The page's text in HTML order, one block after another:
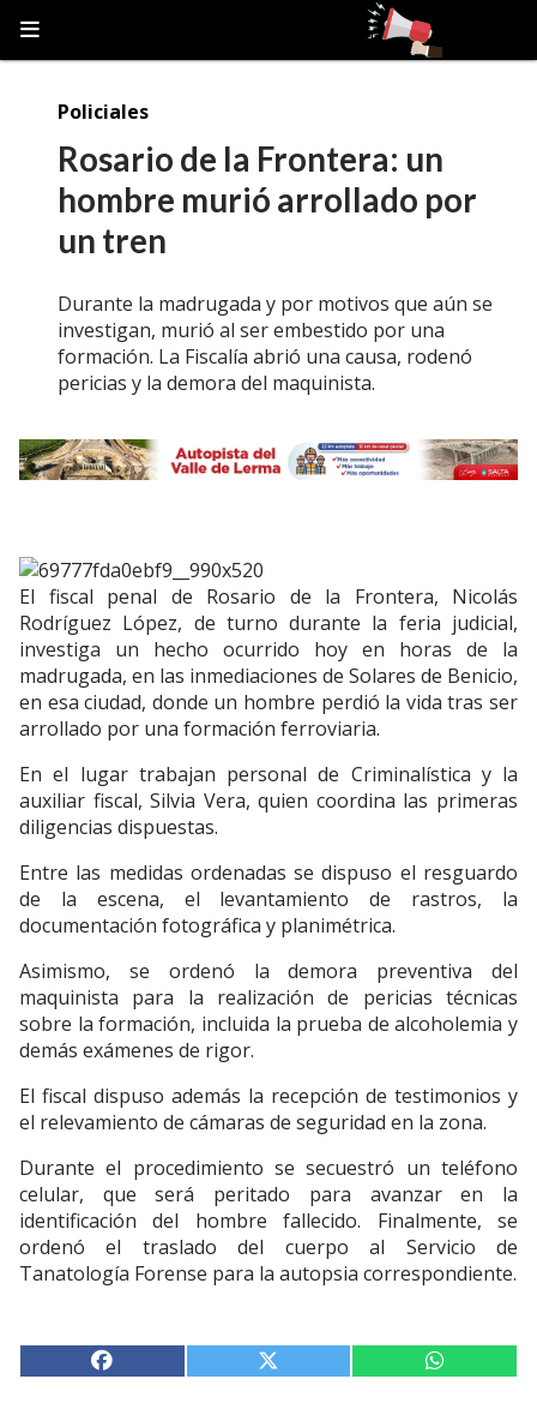
Rosario de la Frontera: un
hombre murió arrollado por
un tren
Durante la madrugada y por motivos que aún se
investigan, murió al ser embestido por una
formación. La Fiscalía abrió una causa, rodenó
pericias y la demora del maquinista.
Policiales
El fiscal penal de Rosario de la Frontera, Nicolás
Rodríguez López, de turno durante la feria judicial,
investiga un hecho ocurrido hoy en horas de la
madrugada, en las inmediaciones de Solares de Benicio,
en esa ciudad, donde un hombre perdió la vida tras ser
arrollado por una formación ferroviaria.
En el lugar trabajan personal de Criminalística y la
auxiliar fiscal, Silvia Vera, quien coordina las primeras
diligencias dispuestas.
Entre las medidas ordenadas se dispuso el resguardo
de la escena, el levantamiento de rastros, la
documentación fotográfica y planimétrica.
Asimismo, se ordenó la demora preventiva del
maquinista para la realización de pericias técnicas
sobre la formación, incluida la prueba de alcoholemia y
demás exámenes de rigor.
El fiscal dispuso además la recepción de testimonios y
el relevamiento de cámaras de seguridad en la zona.
Durante el procedimiento se secuestró un teléfono
celular, que será peritado para avanzar en la
identificación del hombre fallecido. Finalmente, se
ordenó el traslado del cuerpo al Servicio de
Tanatología Forense para la autopsia correspondiente.